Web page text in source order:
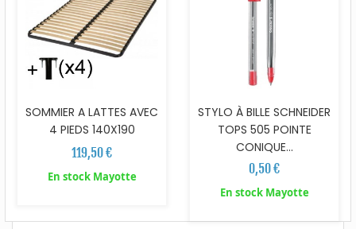
SOMMIER A LATTES AVEC
4 PIEDS 140X190
119,50 €
En stock Mayotte
STYLO À BILLE SCHNEIDER
TOPS 505 POINTE
CONIQUE...
0,50 €
En stock Mayotte